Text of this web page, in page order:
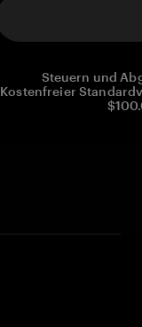
Steuern und
Kostenfreier